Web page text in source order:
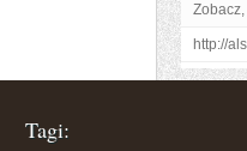
Zobacz,
http://
Tagi: